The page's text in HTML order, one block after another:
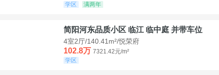
学区
满两年
简阳河东品质小区 临江 临中庭 并带车位
4室2厅/140.41m²/悦荣府
102.8万 7321.42元/m²
学区